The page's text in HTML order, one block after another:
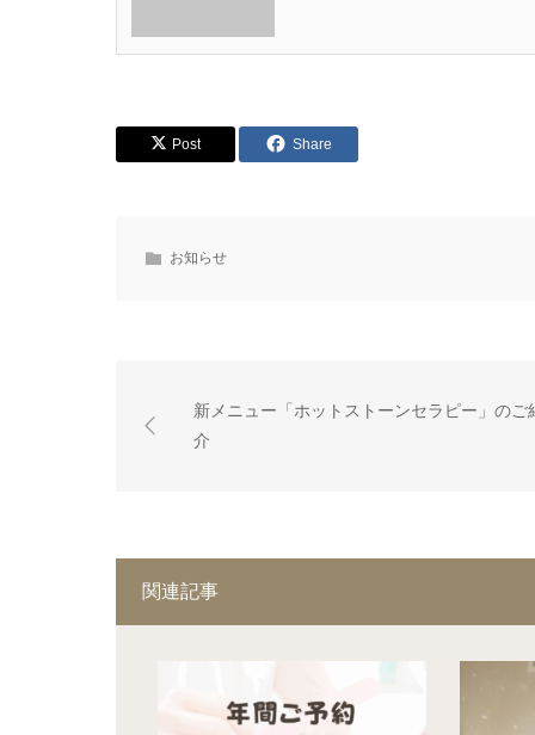
Post Share
お知らせ
新メニュー「ホットストーンセラピー」のご
介
関連記事